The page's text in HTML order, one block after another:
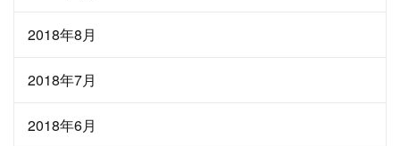
2018年8月
2018年7月
2018年6月